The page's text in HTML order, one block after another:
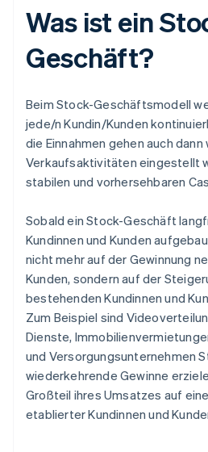
Was ist ein
Geschäft?
Beim Stock-Geschäftsmodell
jede/n Kundin/Kunden
die Einnahmen gehen auch
Verkaufsaktivitäten eingestellt
stabilen und vorhersehbaren
Sobald ein Stock-Geschäft
Kundinnen und Kunden
nicht mehr auf der Gewinnung
Kunden, sondern auf der
bestehenden Kundinnen und
Zum Beispiel sind
Dienste,
und Versorgungsunternehmen
wiederkehrende Gewinne
Großteil ihres Umsatzes auf
etablierter Kundinnen und